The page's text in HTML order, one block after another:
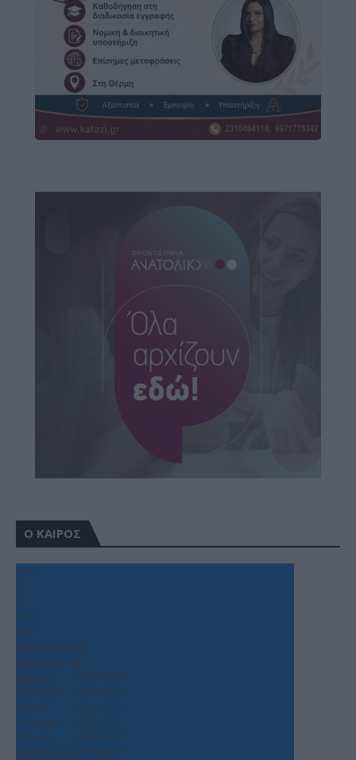
Ο ΚΑΙΡΟΣ
+36
°
C
+37°
+25°
Θεσσαλονίκη
Σάββατο, 08
Κυριακή
+38°+28°
Δευτέρα
+34°+25°
Τρίτη
+36°+26°
Τετάρτη
+38°+26°
Πέμπτη
+34°+26°
Παρασκευή+31°+24°